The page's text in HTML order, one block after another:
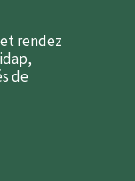
rendez
de